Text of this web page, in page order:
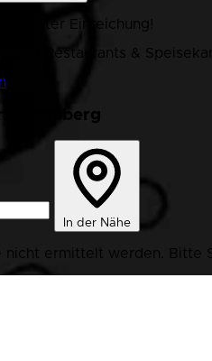
Einreichung!
lang Restaurants &
Ottersberg
In der Nähe
nicht ermittelt werden. Bitte